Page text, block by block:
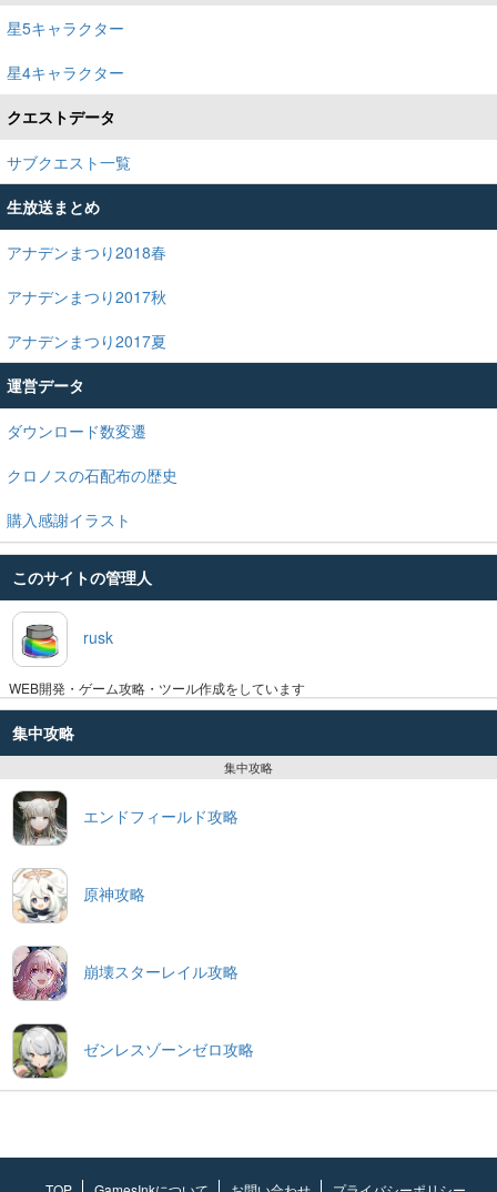
星5キャラクター
星4キャラクター
クエストデータ
サブクエスト一覧
生放送まとめ
アナデンまつり2018春
アナデンまつり2017秋
アナデンまつり2017夏
運営データ
ダウンロード数変遷
クロノスの石配布の歴史
購入感謝イラスト
このサイトの管理人
rusk
開発・ゲーム攻略・ツール作成をしています
集中攻略
集中攻略
エンドフィールド攻略
原神攻略
崩壊スターレイル攻略
ゼンレスゾーンゼロ攻略